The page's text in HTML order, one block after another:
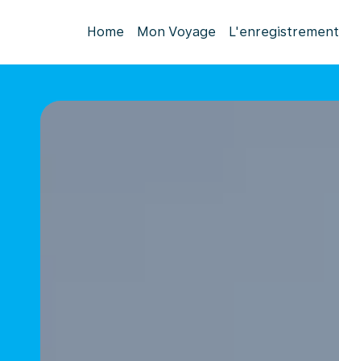
Home Mon Voyage L'enregistrement